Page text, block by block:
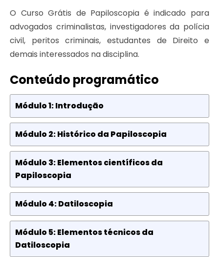
O Curso Grátis de Papiloscopia é indicado para
advogados criminalistas, investigadores da polícia
civil, peritos criminais, estudantes de Direito e
demais interessados na disciplina.
Conteúdo programático
Módulo 1: Introdução
Módulo 2: Histórico da Papiloscopia
Módulo 3: Elementos científicos da
Papiloscopia
Módulo 4: Datiloscopia
Módulo 5: Elementos técnicos da
Datiloscopia